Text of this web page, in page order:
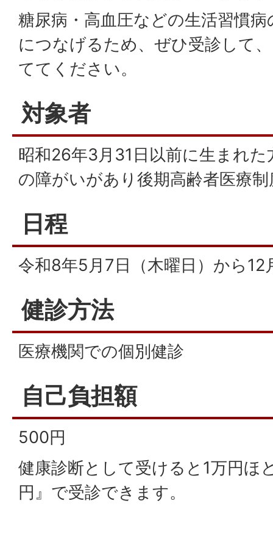
糖尿病・高血圧などの生活習慣
につなげるため、ぜひ受診して
ててください。
対象者
昭和26年3月31日以前に生まれ
の障がいがあり後期高齢者医療
日程
令和8年5月7日（木曜日）から
健診方法
医療機関での個別健診
自己負担額
500円
健康診断として受けると1万円ほ
円』で受診できます。